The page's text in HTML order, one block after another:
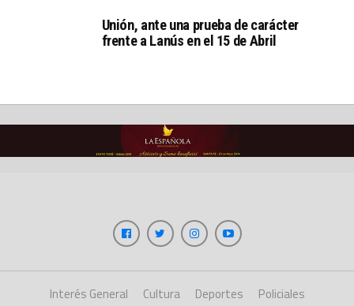
Unión, ante una prueba de carácter
frente a Lanús en el 15 de Abril
Interés General Cultura Deportes
Policiales